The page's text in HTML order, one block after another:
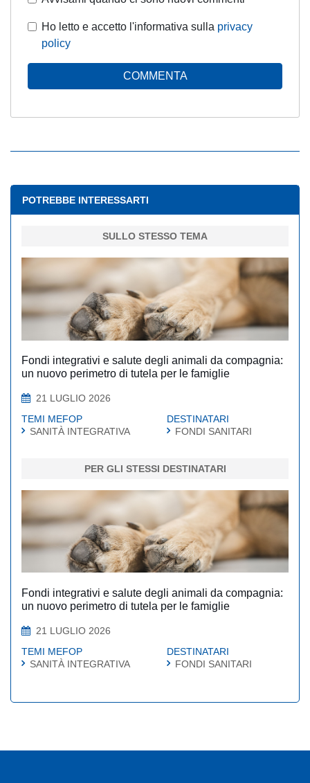
Ho letto e accetto l'informativa sulla privacy
policy
COMMENTA
POTREBBE INTERESSARTI
SULLO STESSO TEMA
Fondi integrativi e salute degli animali da compagnia:
un nuovo perimetro di tutela per le famiglie
21 LUGLIO 2026
TEMI MEFOP
SANITÀ INTEGRATIVA
DESTINATARI
FONDI SANITARI
PER GLI STESSI DESTINATARI
Fondi integrativi e salute degli animali da compagnia:
un nuovo perimetro di tutela per le famiglie
21 LUGLIO 2026
TEMI MEFOP
SANITÀ INTEGRATIVA
DESTINATARI
FONDI SANITARI